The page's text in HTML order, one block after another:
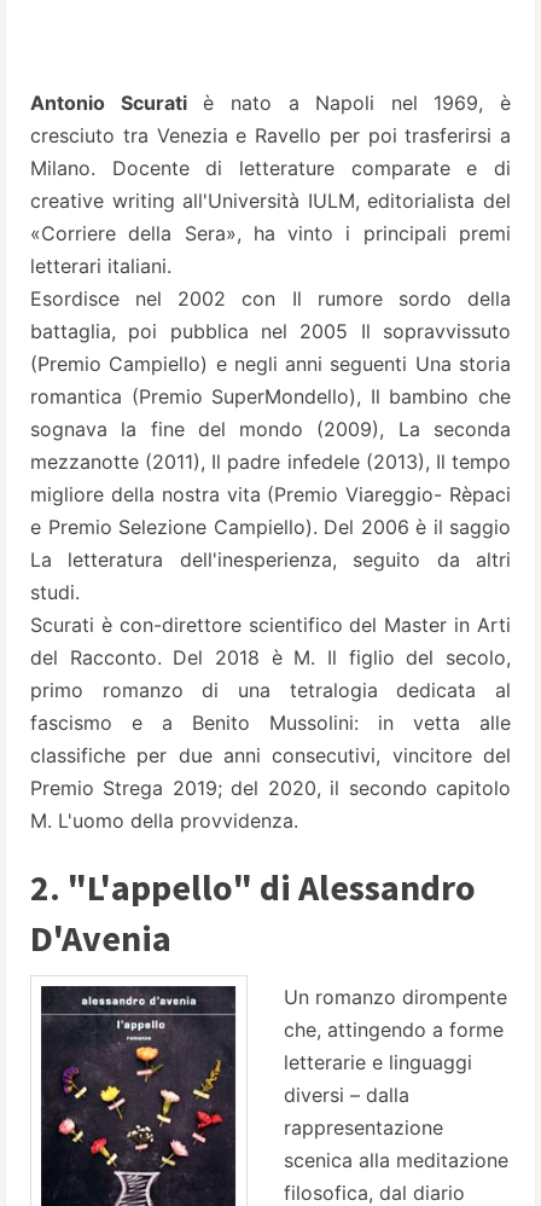
Antonio Scuratiè nato a Napoli nel 1969, è
cresciuto tra Venezia e Ravello per poi trasferirsi a
Milano. Docente di letterature comparate e di
creative writing all'Università IULM, editorialista del
«Corriere della Sera», ha vinto i principali premi
letterari italiani.
Esordisce nel 2002 con Il rumore sordo della
battaglia, poi pubblica nel 2005 Il sopravvissuto
(Premio Campiello) e negli anni seguenti Una storia
romantica (Premio SuperMondello), Il bambino che
sognava la fine del mondo (2009), La seconda
mezzanotte (2011), Il padre infedele (2013), Il tempo
migliore della nostra vita (Premio Viareggio- Rèpaci
e Premio Selezione Campiello). Del 2006 è il saggio
La letteratura dell'inesperienza, seguito da altri
studi.
Scurati è con-direttore scientifico del Master in Arti
del Racconto. Del 2018 è M. Il figlio del secolo,
primo romanzo di una tetralogia dedicata al
fascismo e a Benito Mussolini: in vetta alle
classifiche per due anni consecutivi, vincitore del
Premio Strega 2019; del 2020, il secondo capitolo
M. L'uomo della provvidenza.
2. "L'appello" di Alessandro
D'Avenia
Un romanzo dirompente
che, attingendo a forme
letterarie e linguaggi
diversi – dalla
rappresentazione
scenica alla meditazione
filosofica, dal diario